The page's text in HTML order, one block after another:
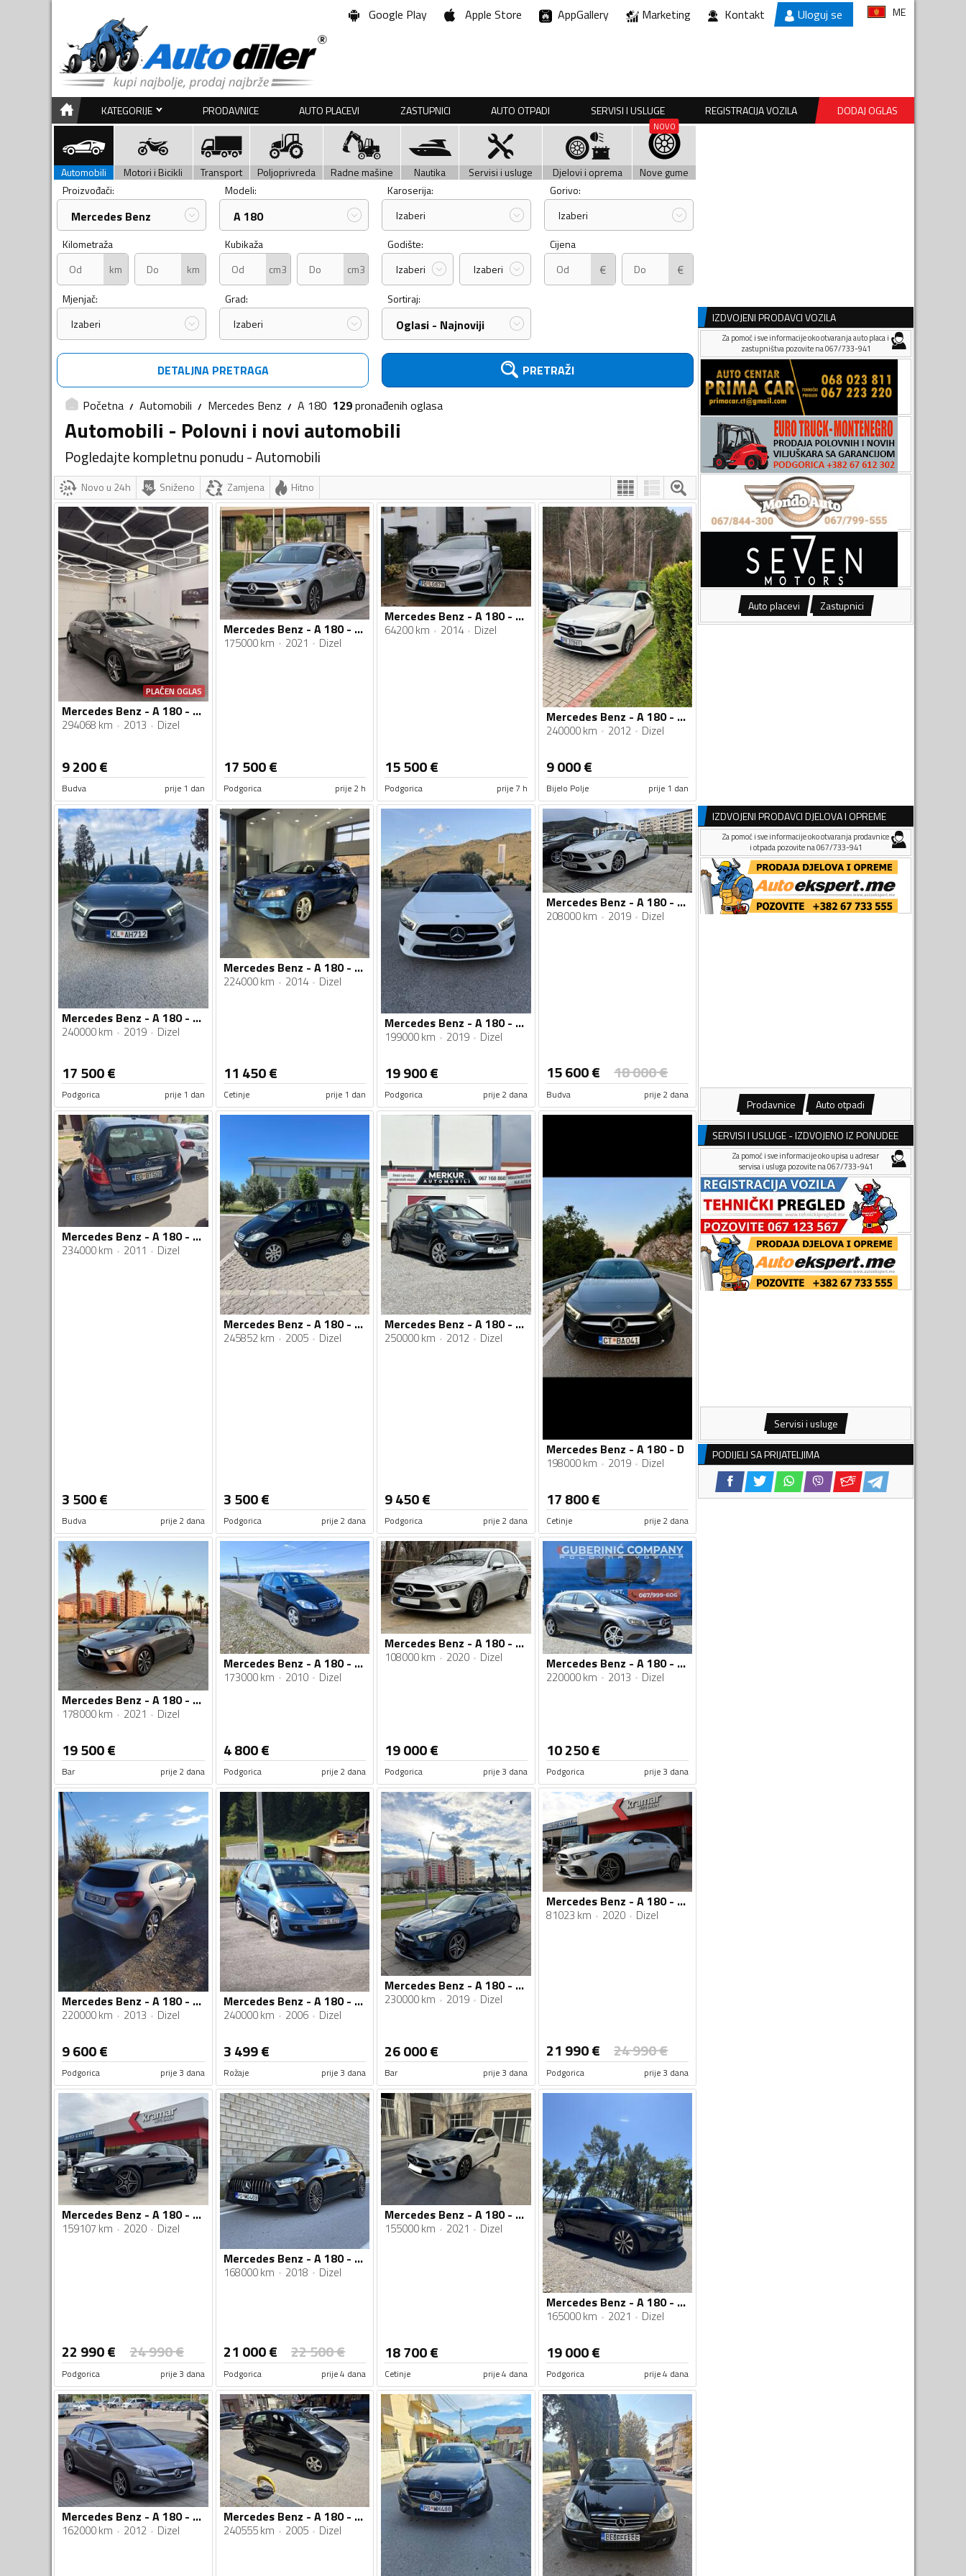
Google Play Apple Store AppGallery Marketing Kontakt Uloguj se ME
KATEGORIJE PRODAVNICE AUTO PLACEVI ZASTUPNICI AUTO OTPADI SERVISI I USLUGE REGISTRACIJA VOZILA DODAJ OGLAS
Automobili Motori i Bicikli Transport Poljoprivreda Radne mašine Nautika Servisi i usluge Djelovi i oprema
Nove gume
Proizvođači:
Mercedes Benz
Modeli:
A 180
Karoserija:
Izaberi
Gorivo:
Izaberi
Kilometraža
km
km
Kubikaža
cm3
cm3
Godište:
Izaberi
Izaberi
Cijena
€ €
Mjenjač:
Izaberi
Grad:
Izaberi
Sortiraj:
Oglasi - Najnoviji
DETALJNA PRETRAGA PRETRAŽI
Početna Automobili Mercedes Benz A 180 129pronađenih oglasa
Automobili - Polovni i novi automobili
Pogledajte kompletnu ponudu - Automobili
Novo u 24h Sniženo Zamjena Hitno
PLAĆEN OGLAS
Mercedes Benz - A 180 - cdi
294068 km 2013 Dizel
9 200€
Budva prije 1 dan
Mercedes Benz - A 180 - cdi
175000 km 2021 Dizel
17 500€
Podgorica prije 2 h
Mercedes Benz - A 180 - 1.5 DCI
64200 km 2014 Dizel
15 500€
Podgorica prije 7 h
Mercedes Benz - A 180 - 1.5 CDI
240000 km 2012 Dizel
9 000€
Bijelo Polje prije 1 dan
Mercedes Benz - A 180 - 1.5
240000 km 2019 Dizel
17 500€
Podgorica prije 1 dan
Mercedes Benz - A 180 - CDI
224000 km 2014 Dizel
11 450€
Cetinje prije 1 dan
Mercedes Benz - A 180 - Dizel
199000 km 2019 Dizel
19 900€
Podgorica prije 2 dana
Mercedes Benz - A 180 - 1.5 CDİ
208000 km 2019 Dizel
15 600€ 18 000€
Budva prije 2 dana
Mercedes Benz - A 180 - cdi
234000 km 2011 Dizel
3 500€
Budva prije 2 dana
Mercedes Benz - A 180 - CDI
245852 km 2005 Dizel
3 500€
Podgorica prije 2 dana
Mercedes Benz - A 180 - CDI
250000 km 2012 Dizel
9 450€
Podgorica prije 2 dana
Mercedes Benz - A 180 - D
198000 km 2019 Dizel
17 800€
Cetinje prije 2 dana
Mercedes Benz - A 180 - 2.0 CDI 12/2021
178000 km 2021 Dizel
19 500€
Bar prije 2 dana
Mercedes Benz - A 180 - A 180 cdi Avantgard
173000 km 2010 Dizel
4 800€
Podgorica prije 2 dana
Mercedes Benz - A 180 - 1.5
108000 km 2020 Dizel
19 000€
Podgorica prije 3 dana
Mercedes Benz - A 180 - CDI
220000 km 2013 Dizel
10 250€
Podgorica prije 3 dana
Mercedes Benz - A 180 - A180
220000 km 2013 Dizel
9 600€
Podgorica prije 3 dana
Mercedes Benz - A 180 - Automatik
240000 km 2006 Dizel
3 499€
Rožaje prije 3 dana
Mercedes Benz - A 180 - amg
230000 km 2019 Dizel
26 000€
Bar prije 3 dana
Mercedes Benz - A 180 - D AMG Line -Full LED- -Novi model
81023 km 2020 Dizel
21 990€ 24 990€
Podgorica prije 3 dana
Mercedes Benz - A 180 - D AMG Line -Full LED- -Novi model
159107 km 2020 Dizel
22 990€ 24 990€
Podgorica prije 3 dana
Mercedes Benz - A 180 - 1.5
168000 km 2018 Dizel
21 000€ 22 500€
Podgorica prije 4 dana
Mercedes Benz - A 180 - D. 8G-Tronic
155000 km 2021 Dizel
18 700€
Cetinje prije 4 dana
Mercedes Benz - A 180 - A 180 D 8G-DCT STYLE LINE
165000 km 2021 Dizel
19 000€
Podgorica prije 4 dana
Mercedes Benz - A 180 - 1.5 dci
162000 km 2012 Dizel
Mercedes Benz - A 180 - 180 CDI
240555 km 2005 Dizel
IZDVOJENI PRODAVCI VOZILA
Za pomoć i sve informacije oko otvaranja auto placa i
zastupništva pozovite na 067/733-941
Auto placevi Zastupnici
IZDVOJENI PRODAVCI DJELOVA I OPREME
Za pomoć i sve informacije oko otvaranja prodavnice
i otpada pozovite na 067/733-941
Prodavnice Auto otpadi
SERVISI I USLUGE - IZDVOJENO IZ PONUDEE
Za pomoć i sve informacije oko upisa u adresar
servisa i usluga pozovite na 067/733-941
Servisi i usluge
PODIJELI SA PRIJATELJIMA